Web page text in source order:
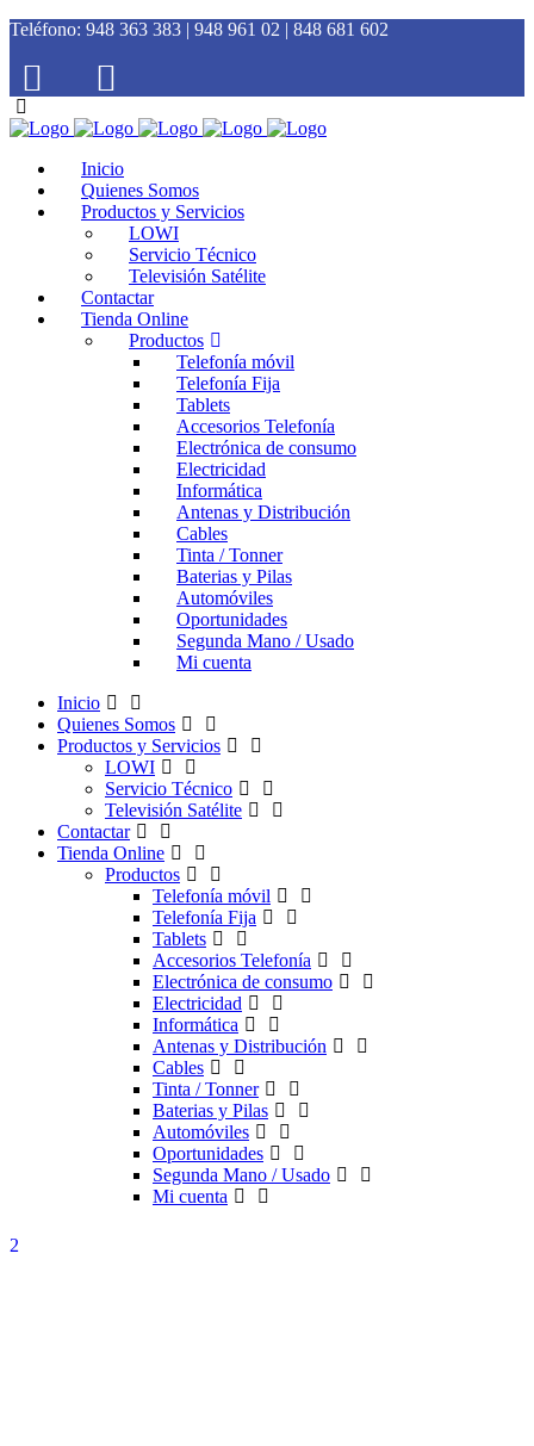
Teléfono: 948 363 383 | 948 961 02 | 848 681 602
Inicio
Quienes Somos
Productos y Servicios
LOWI
Servicio Técnico
Televisión Satélite
Contactar
Tienda Online
Productos
Telefonía móvil
Telefonía Fija
Tablets
Accesorios Telefonía
Electrónica de consumo
Electricidad
Informática
Antenas y Distribución
Cables
Tinta / Tonner
Baterias y Pilas
Automóviles
Oportunidades
Segunda Mano / Usado
Mi cuenta
Inicio
Quienes Somos
Productos y Servicios
LOWI
Servicio Técnico
Televisión Satélite
Contactar
Tienda Online
Productos
Telefonía móvil
Telefonía Fija
Tablets
Accesorios Telefonía
Electrónica de consumo
Electricidad
Informática
Antenas y Distribución
Cables
Tinta / Tonner
Baterias y Pilas
Automóviles
Oportunidades
Segunda Mano / Usado
Mi cuenta